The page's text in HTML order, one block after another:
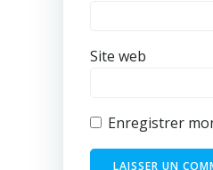
Site web
Enregistrer